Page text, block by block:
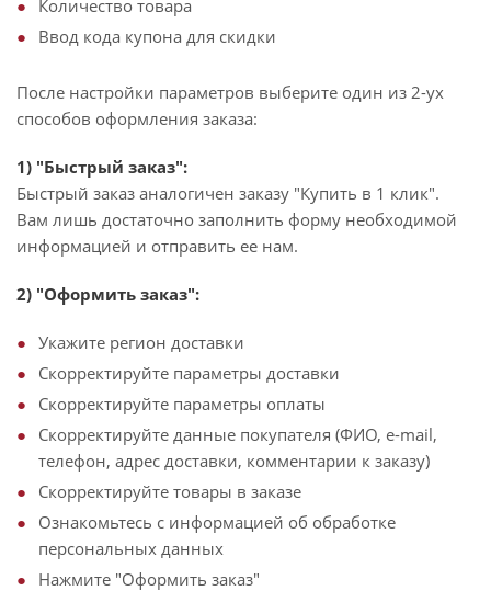
Количество товара
Ввод кода купона для скидки
После настройки параметров выберите один из 2-ух
способов оформления заказа:
1) "Быстрый заказ":
Быстрый заказ аналогичен заказу "Купить в 1 клик".
Вам лишь достаточно заполнить форму необходимой
информацией и отправить ее нам.
2) "Оформить заказ":
Укажите регион доставки
Скорректируйте параметры доставки
Скорректируйте параметры оплаты
Скорректируйте данные покупателя (ФИО, e-mail,
телефон, адрес доставки, комментарии к заказу)
Скорректируйте товары в заказе
Ознакомьтесь с информацией об обработке
персональных данных
Нажмите "Оформить заказ"